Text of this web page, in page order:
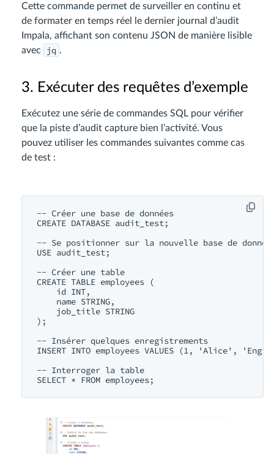
Cette commande permet de surveiller en continu et
de formater en temps réel le dernier journal d’audit
Impala, affichant son contenu JSON de manière lisible
avec
jq .
3. Exécuter des requêtes d’exemple
Exécutez une série de commandes SQL pour vérifier
que la piste d’audit capture bien l’activité. Vous
pouvez utiliser les commandes suivantes comme cas
de test :
-- Créer une base de données
CREATE DATABASE audit_test;
-- Se positionner sur la nouvelle base de
USE audit_test;
-- Créer une table
CREATE TABLE employees (
id INT,
name STRING,
    job_title
STRING
);
-- Insérer quelques enregistrements
INSERT INTO employees VALUES (1, 'Alice' ,
-- Interroger la table
SELECT * FROM